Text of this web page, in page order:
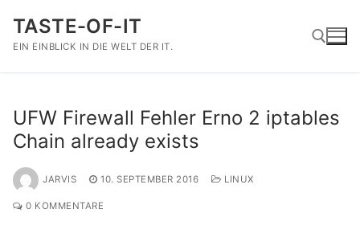
Inhalt
springen
TASTE-OF-IT
EIN EINBLICK IN DIE WELT DER IT.
UFW Firewall Fehler Erno 2 iptables
Chain already exists
JARVIS 10. SEPTEMBER 2016 LINUX
0 KOMMENTARE